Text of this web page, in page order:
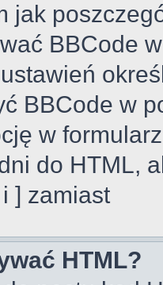
jak
BBCode
BBCode w
w
do HTML,
] zamiast
HTML?